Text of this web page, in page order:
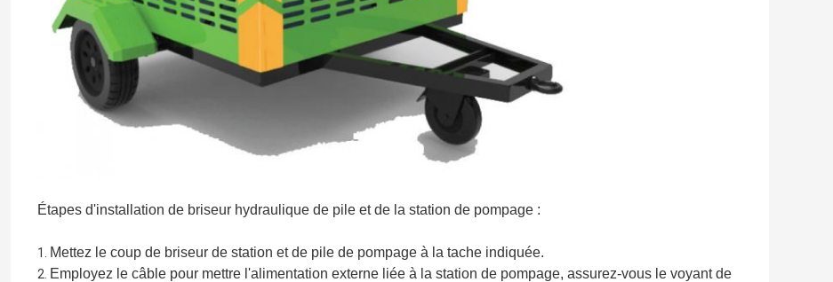
Étapes d'installation de briseur hydraulique de pile et de la station de pompage :
1. Mettez le coup de briseur de station et de pile de pompage à la tache indiquée.
2. Employez le câble pour mettre l'alimentation externe liée à la station de pompage, assurez-vous le voyant de